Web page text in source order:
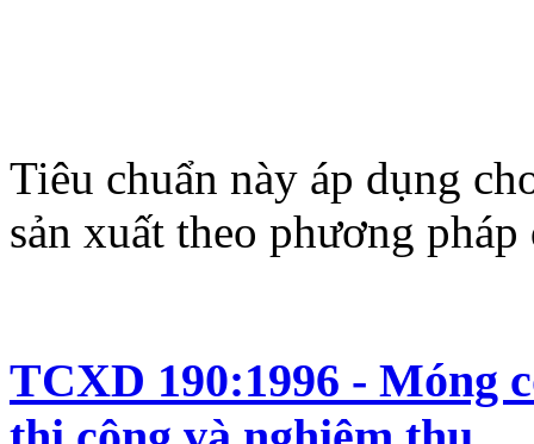
Tiêu chuẩn này áp dụng
sản xuất theo phương
TCXD 190:1996 - Móng